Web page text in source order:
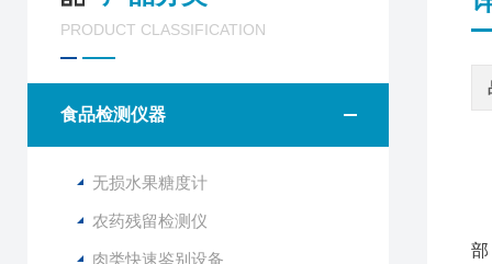
PRODUCT CLASSIFICATION
食品检测仪器
无损水果糖度计
农药残留检测仪
肉类快速鉴别设备
部